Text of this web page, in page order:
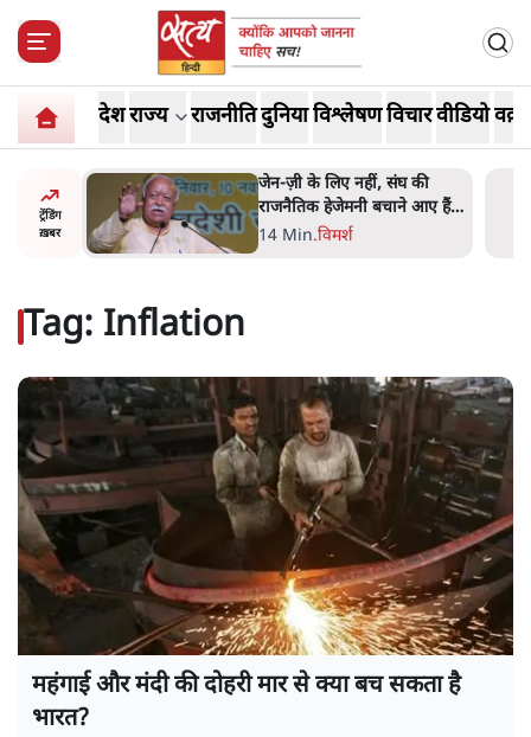
देशराज्य राजनीतिदुनियाविश्लेषणविचारवीडियो
ट्रेंडिंग
ख़बर
आए हैं
भारत में मेटा की 'अवैध सेंसरशिप'
बढ़ी, एक्टिविस्ट टेलीग्राम की तरफ
मुड़े
11 Min.देश
Tag: Inflation
महंगाई और मंदी की दोहरी मार से क्या बच सकता है
भारत?